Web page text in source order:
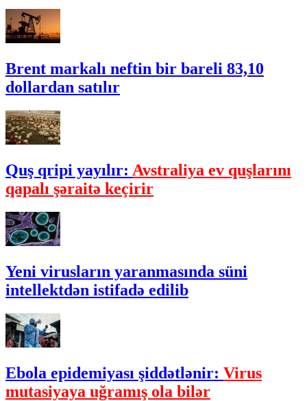
Brent markalı neftin bir bareli 83,10
dollardan satılır
Quş qripi yayılır: Avstraliya ev quşlarını
qapalı şəraitə keçirir
Yeni virusların yaranmasında süni
intellektdən istifadə edilib
Ebola epidemiyası şiddətlənir: Virus
mutasiyaya uğramış ola bilər